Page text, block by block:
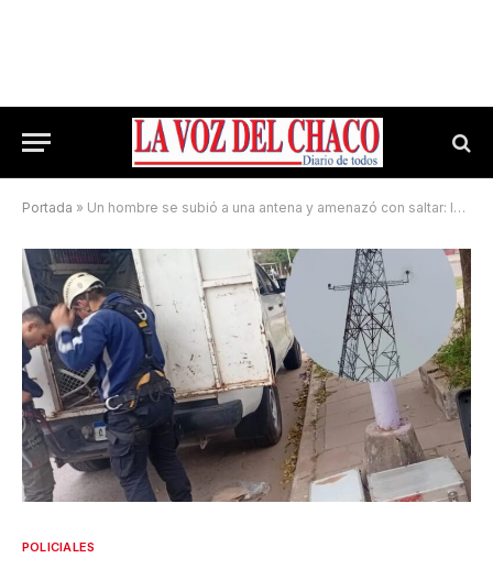
Portada » Un hombre se subió a una antena y amenazó con saltar: la policía controló la situación
POLICIALES